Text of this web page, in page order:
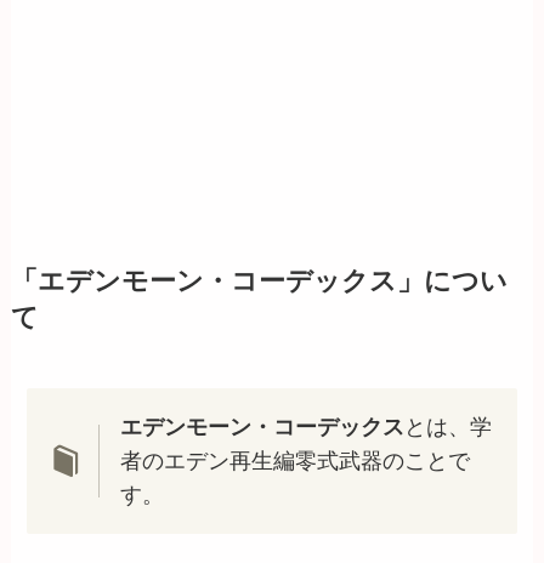
「エデンモーン・コーデックス」につい
て
エデンモーン・コーデックス とは、学
者のエデン再生編零式武器のことで
す。